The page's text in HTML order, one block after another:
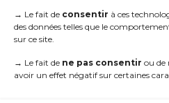
→ Le fait de consentir à ces
des données telles que le
sur ce site.
→ Le fait de ne pas consentir ou de
avoir un effet négatif sur certaines